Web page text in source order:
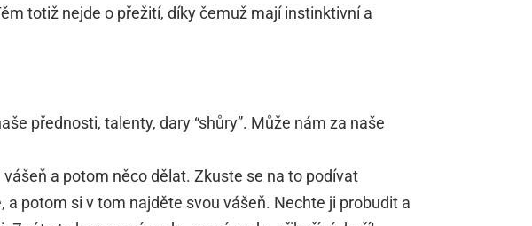
totiž nejde o přežití, díky čemuž mají instinktivní a
přednosti, talenty, dary “shůry”. Může nám za naše
a potom něco dělat. Zkuste se na to podívat
potom si v tom najděte svou vášeň. Nechte ji probudit a